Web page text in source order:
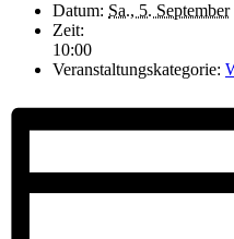
Datum: Sa., 5. September
Zeit:
10:00
Veranstaltungskategorie: